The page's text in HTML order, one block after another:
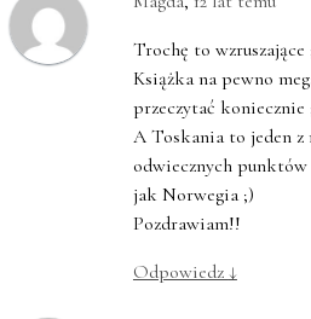
Trochę to wzruszające
Książka na pewno
przeczytać koniecznie
A Toskania to jeden z
odwiecznych
jak Norwegia ;)
Pozdrawiam!!
Odpowiedz ↓